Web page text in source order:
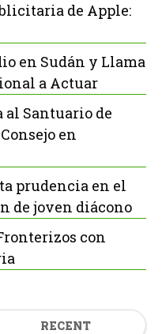
de Apple:
en Sudán y Llama
a Actuar
al Santuario de
en
prudencia en el
de joven diácono
con
RECENT